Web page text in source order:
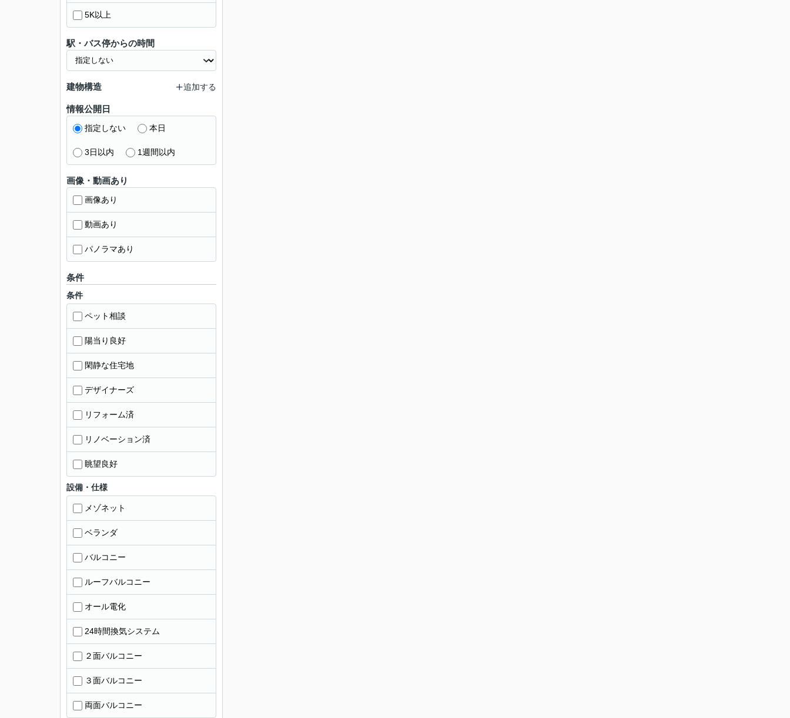
5K以上
駅・バス停からの時間
建物構造 追加する
情報公開日
指定しない 本日
3日以内 1週間以内
画像・動画あり
画像あり
動画あり
パノラマあり
条件
条件
ペット相談
陽当り良好
閑静な住宅地
デザイナーズ
リフォーム済
リノベーション済
眺望良好
設備・仕様
メゾネット
ベランダ
バルコニー
ルーフバルコニー
オール電化
24時間換気システム
２面バルコニー
３面バルコニー
両面バルコニー